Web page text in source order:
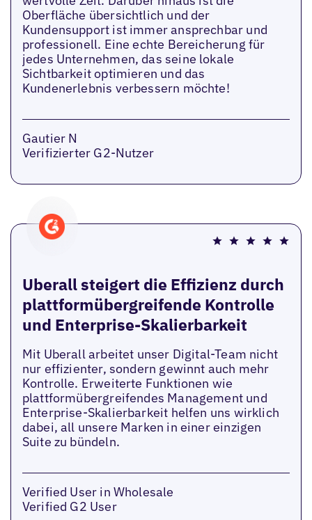
Oberfläche übersichtlich und der
Kundensupport ist immer ansprechbar und
professionell. Eine echte Bereicherung für
jedes Unternehmen, das seine lokale
Sichtbarkeit optimieren und das
Kundenerlebnis verbessern möchte!
Gautier N
Verifizierter G2-Nutzer
Uberall steigert die Effizienz durch
plattformübergreifende Kontrolle
und Enterprise-Skalierbarkeit
Mit Uberall arbeitet unser Digital-Team nicht
nur effizienter, sondern gewinnt auch mehr
Kontrolle. Erweiterte Funktionen wie
plattformübergreifendes Management und
Enterprise-Skalierbarkeit helfen uns wirklich
dabei, all unsere Marken in einer einzigen
Suite zu bündeln.
Verified User in Wholesale
Verified G2 User